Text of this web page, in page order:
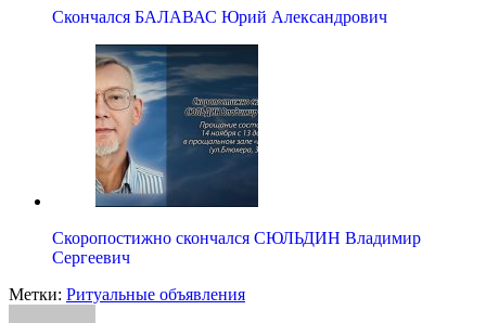
Скончался БАЛАВАС Юрий Александрович
Скоропостижно скончался СЮЛЬДИН Владимир
Сергеевич
Метки: Ритуальные объявления